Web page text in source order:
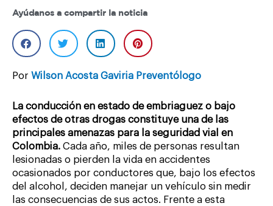
Ayúdanos a compartir la noticia
Por Wilson Acosta Gaviria Preventólogo
La conducción en estado de embriaguez o bajo
efectos de otras drogas constituye una de las
principales amenazas para la seguridad vial en
Colombia. Cada año, miles de personas resultan
lesionadas o pierden la vida en accidentes
ocasionados por conductores que, bajo los efectos
del alcohol, deciden manejar un vehículo sin medir
las consecuencias de sus actos. Frente a esta